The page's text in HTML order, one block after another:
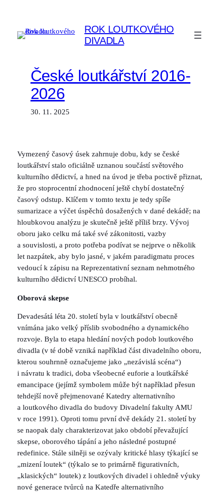
obsah
ROK LOUTKOVÉHO
DIVADLA
České loutkářství 2016-
2026
30. 11. 2025
Vymezený časový úsek zahrnuje dobu, kdy se české
loutkářství stalo oficiálně uznanou součástí světového
kulturního dědictví, a hned na úvod je třeba poctivě přiznat,
že pro stoprocentní zhodnocení ještě chybí dostatečný
časový odstup. Klíčem v tomto textu je tedy spíše
sumarizace a výčet úspěchů dosažených v dané dekádě; na
hloubkovou analýzu je skutečně ještě příliš brzy. Vývoj
oboru jako celku má také své zákonitosti, vazby
a souvislosti, a proto potřeba podívat se nejprve o několik
let nazpátek, aby bylo jasné, v jakém paradigmatu proces
vedoucí k zápisu na Reprezentativní seznam nehmotného
kulturního dědictví UNESCO probíhal.
Oborová skepse
Devadesátá léta 20. století byla v loutkářství obecně
vnímána jako velký příslib svobodného a dynamického
rozvoje. Byla to etapa hledání nových podob loutkového
divadla (v té době vzniká například část divadelního oboru,
kterou souhrnně označujeme jako „nezávislá scéna“)
i návratu k tradici, doba všeobecné euforie a loutkářské
emancipace (jejímž symbolem může být například přesun
tehdejší nově přejmenované Katedry alternativního
a loutkového divadla do budovy Divadelní fakulty AMU
v roce 1991). Oproti tomu první dvě dekády 21. století by
se naopak daly charakterizovat jako období převažující
skepse, oborového tápání a jeho následné postupné
redefinice. Stále silněji se ozývaly kritické hlasy týkající se
„mizení loutek“ (týkalo se to primárně figurativních,
„klasických“ loutek) z loutkových divadel i ohledně výuky
nové generace tvůrců na Katedře alternativního